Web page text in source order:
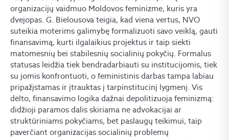
organizacijų vaidmuo Moldovos feminizme, kuris yra
dvejopas. G. Bielousova teigia, kad viena vertus, NVO
suteikia moterims galimybę formalizuoti savo veiklą, gauti
finansavimą, kurti ilgalaikius projektus ir taip siekti
matomesnių bei stabilesnių socialinių pokyčių. Formalus
statusas leidžia tiek bendradarbiauti su institucijomis, tiek
su jomis konfrontuoti, o feministinis darbas tampa labiau
pripažįstamas ir įtrauktas į tarpinstitucinį lygmenį. Vis
dėlto, finansavimo logika dažnai depolitizuoja feminizmą:
didžioji paramos dalis skiriama ne advokacijai ar
struktūriniams pokyčiams, bet paslaugų teikimui, taip
paverčiant organizacijas socialinių problemų